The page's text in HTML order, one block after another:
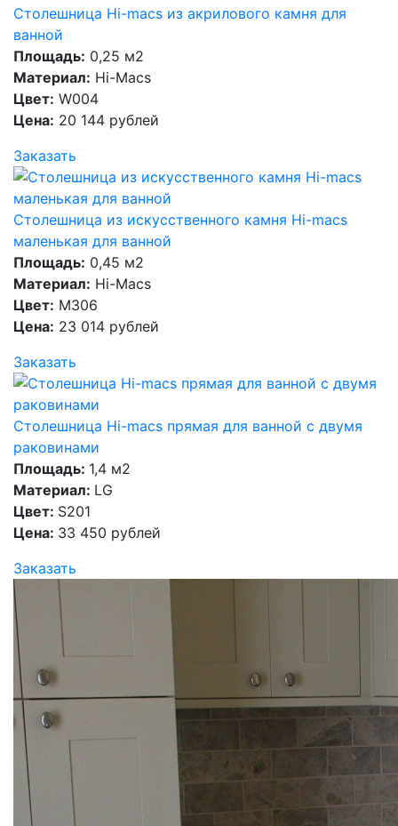
Столешница Hi-macs из акрилового камня для
ванной
Площадь: 0,25 м2
Материал: Hi-Macs
Цвет: W004
Цена: 20 144 рублей
Заказать
Столешница из искусственного камня Hi-macs
маленькая для ванной
Площадь: 0,45 м2
Материал: Hi-Macs
Цвет: M306
Цена: 23 014 рублей
Заказать
Столешница Hi-macs прямая для ванной с двумя
раковинами
Площадь: 1,4 м2
Материал: LG
Цвет: S201
Цена: 33 450 рублей
Заказать